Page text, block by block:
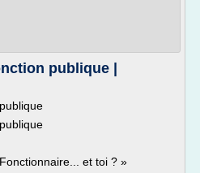
publique |
et toi ? »